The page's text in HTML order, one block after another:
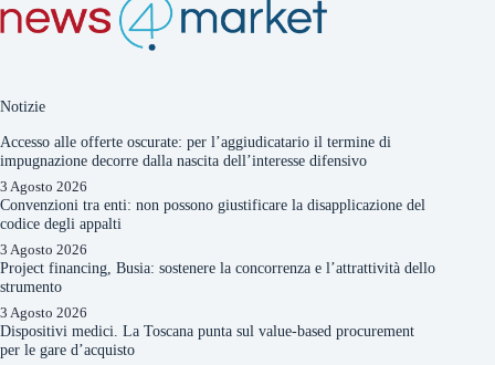
Notizie
Accesso alle offerte oscurate: per l’aggiudicatario il termine di
impugnazione decorre dalla nascita dell’interesse difensivo
3 Agosto 2026
Convenzioni tra enti: non possono giustificare la disapplicazione del
codice degli appalti
3 Agosto 2026
Project financing, Busia: sostenere la concorrenza e l’attrattività dello
strumento
3 Agosto 2026
Dispositivi medici. La Toscana punta sul value-based procurement
per le gare d’acquisto